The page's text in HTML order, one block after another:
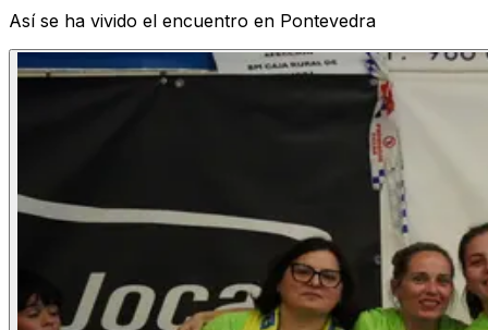
Así se ha vivido el encuentro en Pontevedra